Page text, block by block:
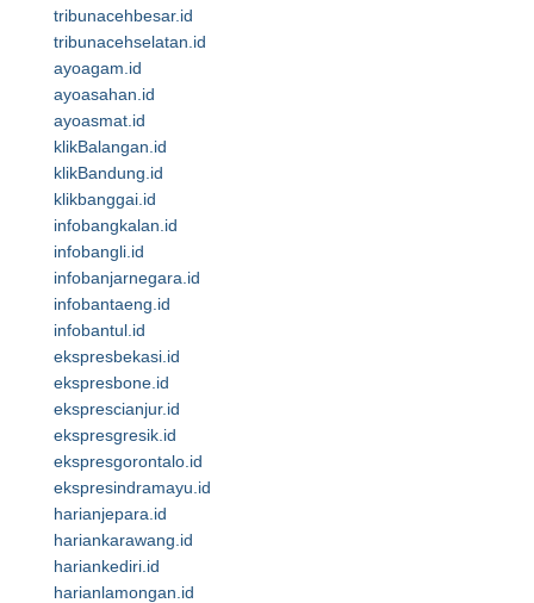
tribunacehbesar.id
tribunacehselatan.id
ayoagam.id
ayoasahan.id
ayoasmat.id
klikBalangan.id
klikBandung.id
klikbanggai.id
infobangkalan.id
infobangli.id
infobanjarnegara.id
infobantaeng.id
infobantul.id
ekspresbekasi.id
ekspresbone.id
eksprescianjur.id
ekspresgresik.id
ekspresgorontalo.id
ekspresindramayu.id
harianjepara.id
hariankarawang.id
hariankediri.id
harianlamongan.id